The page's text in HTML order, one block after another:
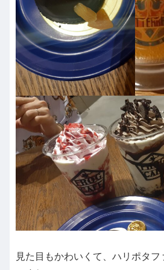
見た目もかわいくて、ハリポタ